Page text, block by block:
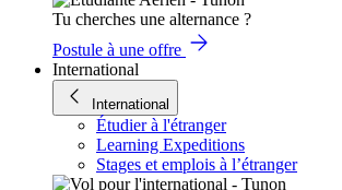
Tu cherches une alternance ?
Postule à une offre
International
International
Étudier à l'étranger
Learning Expeditions
Stages et emplois à l’étranger